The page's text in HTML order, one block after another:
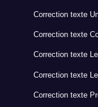
Correction texte
Correction texte
Correction texte
Correction texte
Correction texte